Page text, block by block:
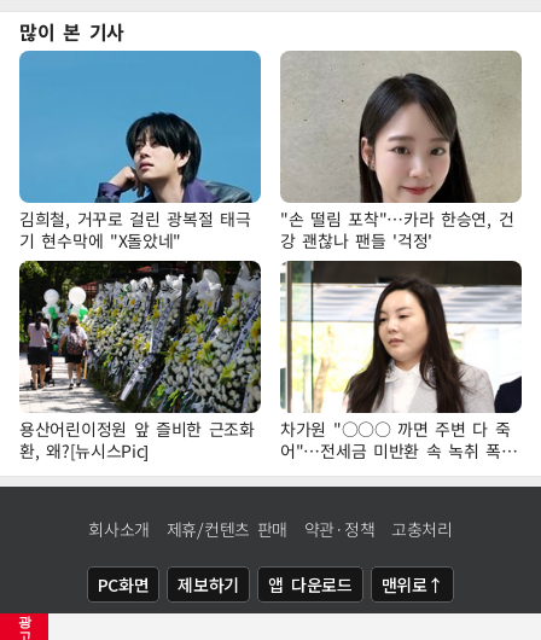
광
고
많이 본 기사
김희철, 거꾸로 걸린 광복절 태극
기 현수막에 "X돌았네"
"손 떨림 포착"…카라 한승연, 건
강 괜찮나 팬들 '걱정'
용산어린이정원 앞 즐비한 근조화
환, 왜?[뉴시스Pic]
차가원 "○○○ 까면 주변 다 죽
어"…전세금 미반환 속 녹취 폭로
파장
회사소개 제휴/컨텐츠 판매 약관·정책 고충처리
PC화면 제보하기 앱 다운로드 맨위로↑